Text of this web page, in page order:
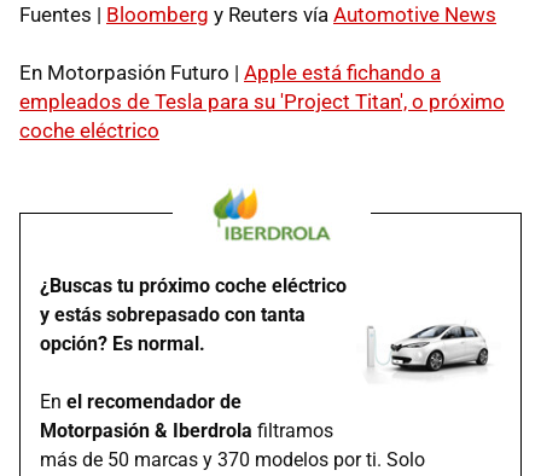
Fuentes | Bloomberg y Reuters vía Automotive News
En Motorpasión Futuro | Apple está fichando a
empleados de Tesla para su 'Project Titan', o próximo
coche eléctrico
¿Buscas tu próximo coche eléctrico
y estás sobrepasado con tanta
opción? Es normal.
En el recomendador de
Motorpasión & Iberdrola filtramos
más de 50 marcas y 370 modelos por ti. Solo